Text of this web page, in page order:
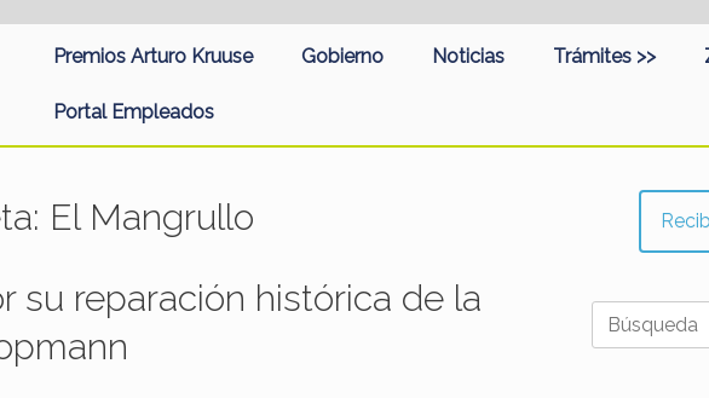
Premios Arturo Kruuse Gobierno Noticias Trámites >>
Portal Empleados
El Mangrullo
su reparación histórica de la
Buscar: